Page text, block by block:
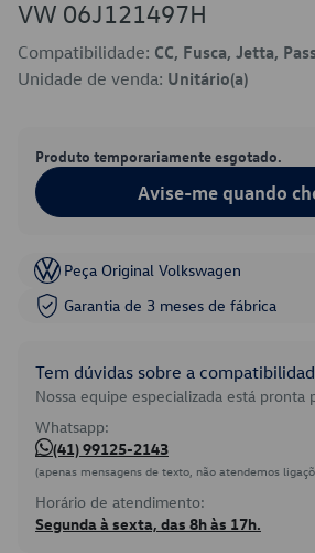
VW 06J121497H
Compatibilidade: CC, Fusca, Jetta,
Unidade de venda: Unitário(a)
Produto temporariamente esgotado.
Avise-me quando
Peça Original Volkswagen
Garantia de 3 meses de fábrica
Tem dúvidas sobre a
Nossa equipe especializada está pronta
Whatsapp:
(41) 99125-2143
(apenas mensagens de texto, não atendemos
Horário de atendimento:
Segunda à sexta, das 8h às 17h.